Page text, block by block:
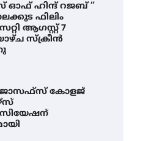
ഓഫ് ഹിന്ദ് റജബ് ”
ഫിലിം
ആഗസ്റ്റ് 7
സ്‌ക്രീൻ
കോളജ്